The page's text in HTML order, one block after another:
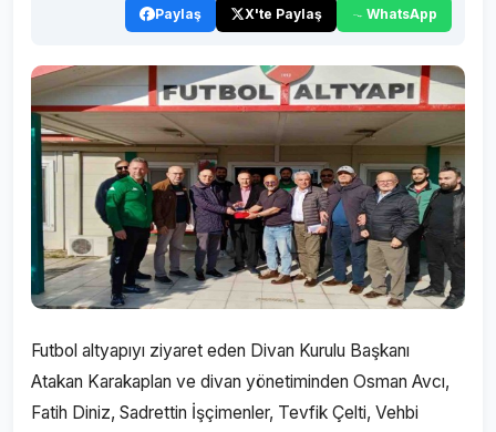
Paylaş X'te Paylaş WhatsApp
Futbol altyapıyı ziyaret eden Divan Kurulu Başkanı
Atakan Karakaplan ve divan yönetiminden Osman Avcı,
Fatih Diniz, Sadrettin İşçimenler, Tevfik Çelti, Vehbi